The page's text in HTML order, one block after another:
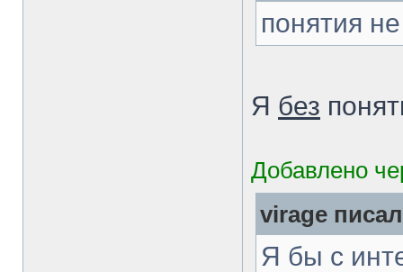
понятия
Я без
Добавлено
virage
Я бы с